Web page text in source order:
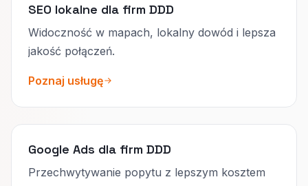
SEO lokalne dla firm DDD
Widoczność w mapach, lokalny dowód i lepsza
jakość połączeń.
Poznaj usługę
Google Ads dla firm DDD
Przechwytywanie popytu z lepszym kosztem